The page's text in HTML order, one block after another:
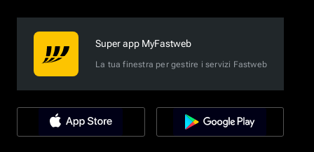
Super app MyFastweb
La tua finestra per gestire i servizi Fastweb